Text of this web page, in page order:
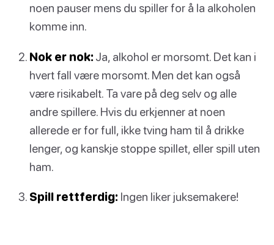
noen pauser mens du spiller for å la alkoholen
komme inn.
Nok er nok: Ja, alkohol er morsomt. Det kan i
hvert fall være morsomt. Men det kan også
være risikabelt. Ta vare på deg selv og alle
andre spillere. Hvis du erkjenner at noen
allerede er for full, ikke tving ham til å drikke
lenger, og kanskje stoppe spillet, eller spill uten
ham.
Spill rettferdig: Ingen liker juksemakere!